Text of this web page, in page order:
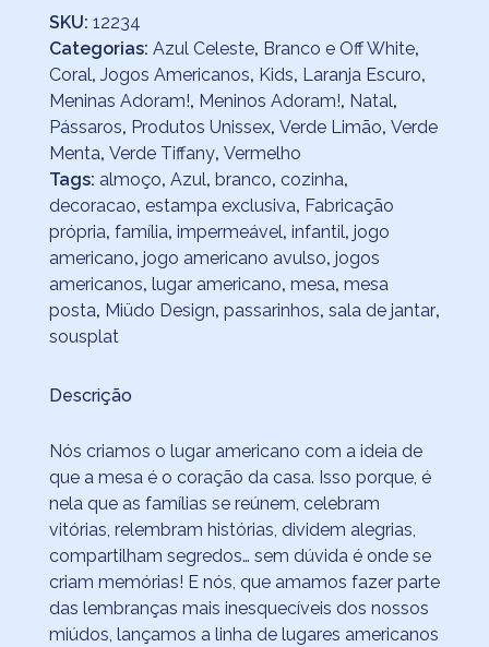
SKU: 12234
Categorias: Azul Celeste, Branco e Off White,
Coral, Jogos Americanos, Kids, Laranja Escuro,
Meninas Adoram!, Meninos Adoram!, Natal,
Pássaros, Produtos Unissex, Verde Limão, Verde
Menta, Verde Tiffany, Vermelho
Tags: almoço, Azul, branco, cozinha,
decoracao, estampa exclusiva, Fabricação
própria, família, impermeável, infantil, jogo
americano, jogo americano avulso, jogos
americanos, lugar americano, mesa, mesa
posta, Miüdo Design, passarinhos, sala de jantar,
sousplat
Descrição
Nós criamos o lugar americano com a ideia de
que a mesa é o coração da casa. Isso porque, é
nela que as famílias se reúnem, celebram
vitórias, relembram histórias, dividem alegrias,
compartilham segredos… sem dúvida é onde se
criam memórias! E nós, que amamos fazer parte
das lembranças mais inesquecíveis dos nossos
miúdos, lançamos a linha de lugares americanos